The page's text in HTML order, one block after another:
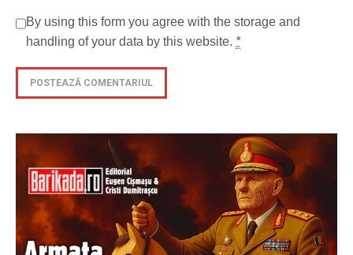
By using this form you agree with the storage and
handling of your data by this website. *